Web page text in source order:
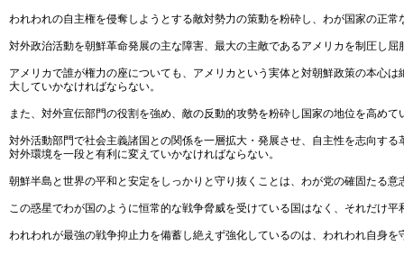
われわれの自主権を侵奪しようとする敵対勢力の策動を粉砕し、わが国家の正
対外政治活動を朝鮮革命発展の主な障害、最大の主敵であるアメリカを制圧し
アメリカで誰が権力の座についても、アメリカという実体と対朝鮮政策の本心
大していかなければならない。
また、対外宣伝部門の役割を強め、敵の反動的攻勢を粉砕し国家の地位を高めて
対外活動部門で社会主義諸国との関係を一層拡大・発展させ、自主性を志向す
対外環境を一段と有利に変えていかなければならない。
朝鮮半島と世界の平和と安定をしっかりと守り抜くことは、わが党の確固たる意
この惑星でわが国のように恒常的な戦争脅威を受けている国はなく、それだけ
われわれが最強の戦争抑止力を備蓄し絶えず強化しているのは、われわれ自身